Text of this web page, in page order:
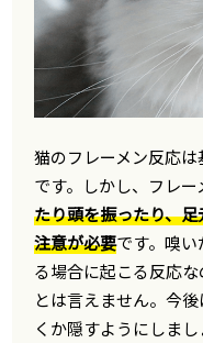
猫のフレーメン反応
です。しかし、フレ
たり頭を振ったり、
注意が必要です。嗅
る場合に起こる反応
とは言えません。今
くか隠すようにしまし